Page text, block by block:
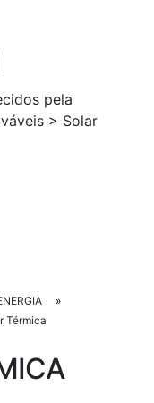
pela
> Solar
»
Térmica